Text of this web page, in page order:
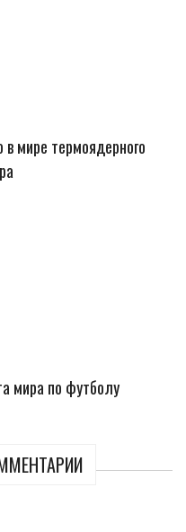
мире термоядерного
мира по футболу